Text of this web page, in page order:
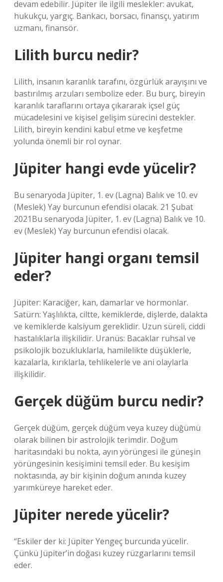
devam edebilir. Jüpiter ile ilgili meslekler: avukat,
hukukçu, yargıç. Bankacı, borsacı, finansçı, yatırım
uzmanı, finansör.
Lilith burcu nedir?
Lilith, insanın karanlık tarafını, özgürlük arayışını ve
bastırılmış arzuları sembolize eder. Bu burç, bireyin
karanlık taraflarını ortaya çıkararak içsel güç
mücadelesini ve kişisel gelişim sürecini destekler.
Lilith, bireyin kendini kabul etme ve keşfetme
yolunda önemli bir rol oynar.
Jüpiter hangi evde yücelir?
Bu senaryoda Jüpiter, 1. ev (Lagna) Balık ve 10. ev
(Meslek) Yay burcunun efendisi olacak. 21 Şubat
2021Bu senaryoda Jüpiter, 1. ev (Lagna) Balık ve 10.
ev (Meslek) Yay burcunun efendisi olacak.
Jüpiter hangi organı temsil
eder?
Jüpiter: Karaciğer, kan, damarlar ve hormonlar.
Satürn: Yaşlılıkta, ciltte, kemiklerde, dişlerde, dalakta
ve kemiklerde kalsiyum gereklidir. Uzun süreli, ciddi
hastalıklarla ilişkilidir. Uranüs: Bacaklar ruhsal ve
psikolojik bozukluklarla, hamilelikte düşüklerle,
kazalarla, kırıklarla, tehlikelerle ve ani olaylarla
ilişkilidir.
Gerçek düğüm burcu nedir?
Gerçek düğüm, gerçek düğüm veya kuzey düğümü
olarak bilinen bir astrolojik terimdir. Doğum
haritasındaki bu nokta, ayın yörüngesi ile güneşin
yörüngesinin kesişimini temsil eder. Bu kesişim
noktasında, ay bir kişinin doğum anında kuzey
yarımküreye hareket eder.
Jüpiter nerede yücelir?
“Eskiler der ki: Jüpiter Yengeç burcunda yücelir.
Çünkü Jüpiter’in doğası kuzey rüzgarlarını temsil
eder.